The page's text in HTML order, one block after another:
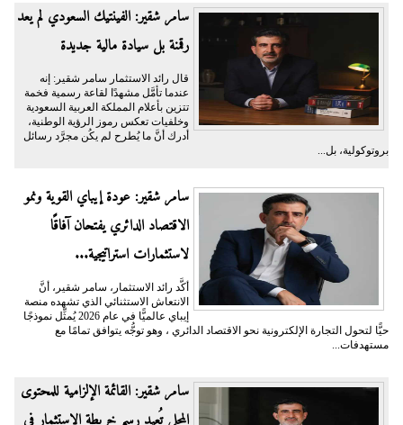
سامر شقير: الفينتيك السعودي لم يعد
رقمنة بل سيادة مالية جديدة
قال رائد الاستثمار سامر شقير: إنه
عندما تأمَّل مشهدًا لقاعة رسمية فخمة
تتزين بأعلام المملكة العربية السعودية
وخلفيات تعكس رموز الرؤية الوطنية،
أدرك أنَّ ما يُطرح لم يكُن مجرَّد رسائل
بروتوكولية، بل...
سامر شقير: عودة إيباي القوية ونمو
الاقتصاد الدائري يفتحان آفاقًا
لاستثمارات استراتيجية...
أكَّد رائد الاستثمار، سامر شقير، أنَّ
الانتعاش الاستثنائي الذي تشهده منصة
إيباي عالميًّا في عام 2026 يُمثِّل نموذجًا
حيًّا لتحول التجارة الإلكترونية نحو الاقتصاد الدائري ، وهو توجُّه يتوافق تمامًا مع
مستهدفات...
سامر شقير: القائمة الإلزامية للمحتوى